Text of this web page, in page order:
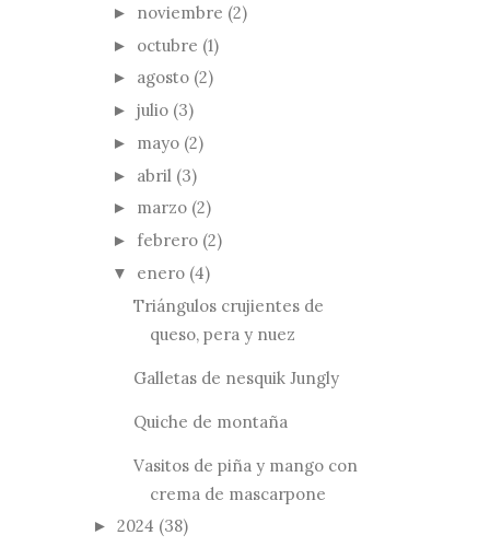
► noviembre (2)
► octubre (1)
► agosto (2)
► julio (3)
► mayo (2)
► abril (3)
► marzo (2)
► febrero (2)
▼ enero (4)
Triángulos crujientes de
queso, pera y nuez
Galletas de nesquik Jungly
Quiche de montaña
Vasitos de piña y mango con
crema de mascarpone
► 2024 (38)